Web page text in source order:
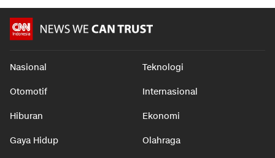
Nasional Teknologi
Otomotif Internasional
Hiburan Ekonomi
Gaya Hidup Olahraga